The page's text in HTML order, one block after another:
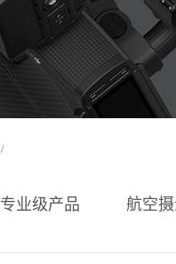
/
专业级产品 航空